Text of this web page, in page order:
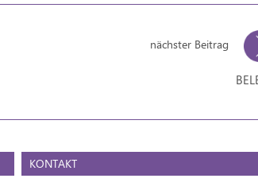
nächster Beitrag
KONTAKT